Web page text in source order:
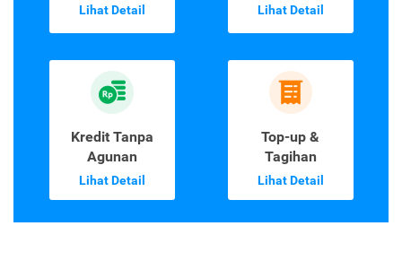
Lihat Detail Lihat Detail
Kredit Tanpa
Agunan
Lihat Detail
Top-up &
Tagihan
Lihat Detail